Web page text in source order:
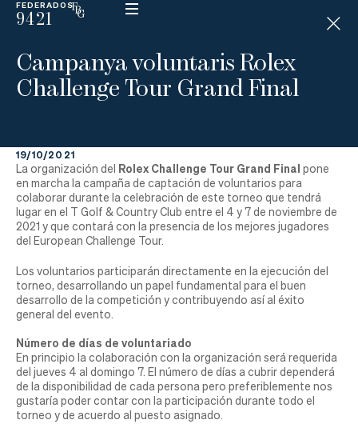
FEDERADOS
9421
ESP
N
D
I
C
La
Federación
Federarse
Jugar
Aprender
Actualidad
Tienda
Campanya voluntaris Rolex
Challenge Tour Grand Final
19/10/2021
La organización del Rolex Challenge Tour Grand Final pone
en marcha la campaña de captación de voluntarios para
colaborar durante la celebración de este torneo que tendrá
lugar en el T Golf & Country Club entre el 4 y 7 de noviembre de
2021 y que contará con la presencia de los mejores jugadores
del European Challenge Tour.
Los voluntarios participarán directamente en la ejecución del
torneo, desarrollando un papel fundamental para el buen
desarrollo de la competición y contribuyendo así al éxito
general del evento.
Número de días de voluntariado
En principio la colaboración con la organización será requerida
del jueves 4 al domingo 7. El número de días a cubrir dependerá
de la disponibilidad de cada persona pero preferiblemente nos
gustaría poder contar con la participación durante todo el
torneo y de acuerdo al puesto asignado.